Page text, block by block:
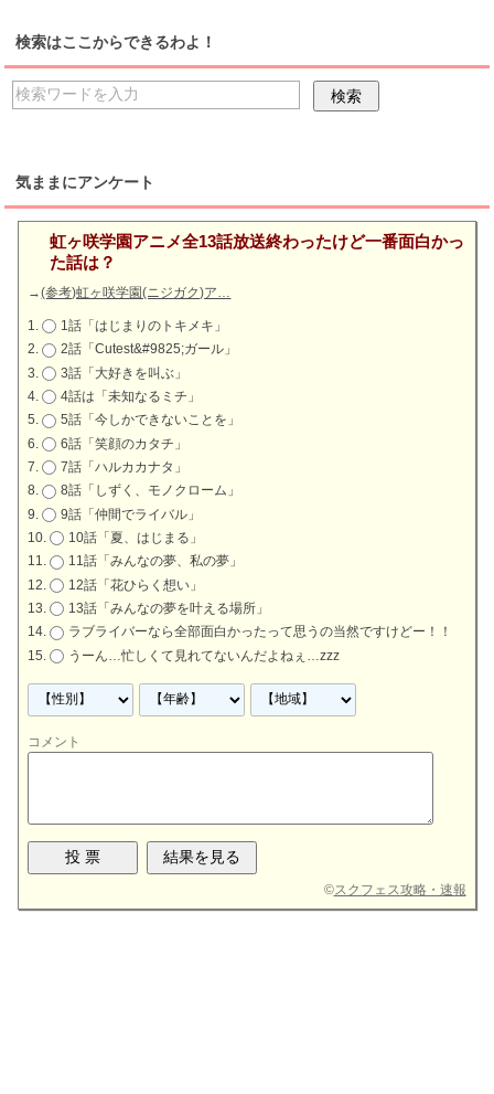
検索はここからできるわよ！
気ままにアンケート
虹ヶ咲学園アニメ全13話放送終わったけど一番面白かっ
た話は？
→(参考)虹ヶ咲学園(ニジガク)ア…
1話「はじまりのトキメキ」
2話「Cutest&#9825;ガール」
3話「大好きを叫ぶ」
4話は「未知なるミチ」
5話「今しかできないことを」
6話「笑顔のカタチ」
7話「ハルカカナタ」
8話「しずく、モノクローム」
9話「仲間でライバル」
10話「夏、はじまる」
11話「みんなの夢、私の夢」
12話「花ひらく想い」
13話「みんなの夢を叶える場所」
ラブライバーなら全部面白かったって思うの当然ですけどー！！
うーん…忙しくて見れてないんだよねぇ…zzz
コメント
©スクフェス攻略・速報